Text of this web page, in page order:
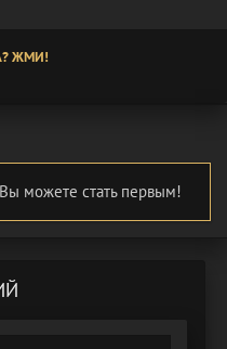
ЖМИ!
можете стать первым!